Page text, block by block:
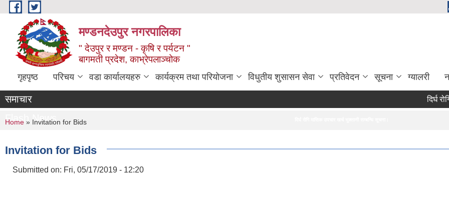
Skip to main content
मण्डनदेउपुर नगरपालिका
" देउपुर र मण्डन - कृषि र पर्यटन "
बागमती प्रदेश, काभ्रेपलाञ्चोक
गृहपृष्ठ परिचय वडा कार्यालयहरु कार्यक्रम तथा परियोजना विधुतीय शुसासन सेवा प्रतिवेदन सूचना ग्यालरी
समाचार दिर्घ
Flash News
You are here
Home » Invitation for Bids
Invitation for Bids
Submitted on: Fri, 05/17/2019 - 12:20